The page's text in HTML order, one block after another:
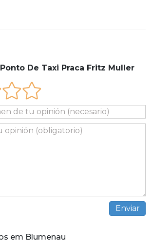
De Taxi Praca Fritz Muller
em Blumenau